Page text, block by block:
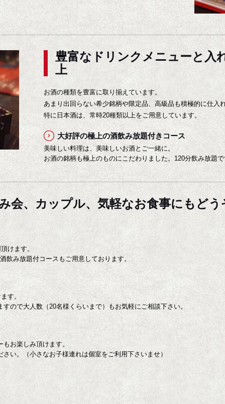
豊富なドリンクメニューと入
上
お酒の種類を豊富に取り揃えています。
あまり出回らない希少銘柄や限定品、高級品も積極的に仕入
特に日本酒は、常時20種類以上をご用意しています。
大好評の極上の酒飲み放題付きコース
美味しい料理は、美味しいお酒とご一緒に。
お酒の銘柄も極上のものにこだわりました。120分飲み放題
会、カップル、気軽なお食事にもどう
けます。
飲み放題付コースもご用意しております。
す。
ので大人数（20名様くらいまで）もお気軽にご相談下さい。
お楽しみ頂けます。
い。（小さなお子様連れは個室をご利用下さいませ）